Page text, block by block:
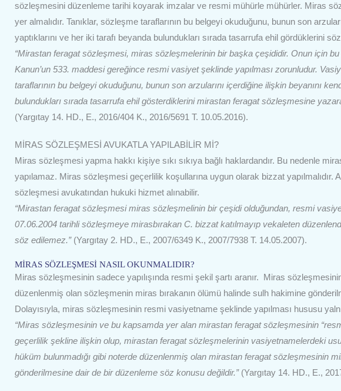
sözleşmesini düzenleme tarihi koyarak imzalar ve resmi mühürle mühürler. Miras
yer almalıdır. Tanıklar, sözleşme taraflarının bu belgeyi okuduğunu, bunun son
yaptıklarını ve her iki tarafı beyanda bulundukları sırada tasarrufa ehil gördüklerini
“Mirastan feragat sözleşmesi, miras sözleşmelerinin bir başka çeşididir. Onun için
Kanun’un 533. maddesi gereğince resmi vasiyet şeklinde yapılması zorunludur.
taraflarının bu belgeyi okuduğunu, bunun son arzularını içerdiğine ilişkin beyanını
bulundukları sırada tasarrufa ehil gösterdiklerini mirastan feragat sözleşmesine
(Yargıtay 14. HD., E., 2016/404 K., 2016/5691 T. 10.05.2016).
MİRAS SÖZLEŞMESİ AVUKATLA YAPILABİLİR Mİ?
Miras sözleşmesi yapma hakkı kişiye sıkı sıkıya bağlı haklardandır. Bu nedenle
yapılamaz. Miras sözleşmesi geçerlilik koşullarına uygun olarak bizzat yapılmalıdır.
sözleşmesi avukatından hukuki hizmet alınabilir.
“Mirastan feragat sözleşmesi miras sözleşmelinin bir çeşidi olduğundan, resmi
07.06.2004 tarihli sözleşmeye mirasbırakan C. bizzat katılmayıp vekaleten
söz edilemez.”(Yargıtay 2. HD., E., 2007/6349 K., 2007/7938 T. 14.05.2007).
MİRAS SÖZLEŞMESİ NASIL OKUNMALIDIR?
Miras sözleşmesinin sadece yapılışında resmi şekil şartı aranır. Miras
düzenlenmiş olan sözleşmenin miras bırakanın ölümü halinde sulh hakimine
Dolayısıyla, miras sözleşmesinin resmi vasiyetname şeklinde yapılması hususu
“Miras sözleşmesinin ve bu kapsamda yer alan mirastan feragat sözleşmesinin
geçerlilik şekline ilişkin olup, mirastan feragat sözleşmelerinin vasiyetnamelerdeki
hüküm bulunmadığı gibi noterde düzenlenmiş olan mirastan feragat sözleşmesinin
gönderilmesine dair de bir düzenleme söz konusu değildir.”(Yargıtay 14. HD., E.,